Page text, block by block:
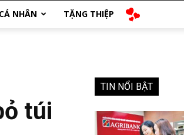
NHÂN TẶNG THIỆP
túi
TIN NỔI BẬT